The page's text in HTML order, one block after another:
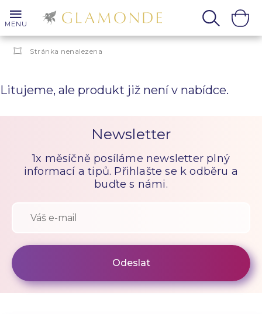
MENU
Stránka nenalezena
Litujeme, ale produkt již není v nabídce.
Newsletter
1x měsíčně posíláme newsletter plný
informací a tipů. Přihlašte se k odběru a
buďte s námi.